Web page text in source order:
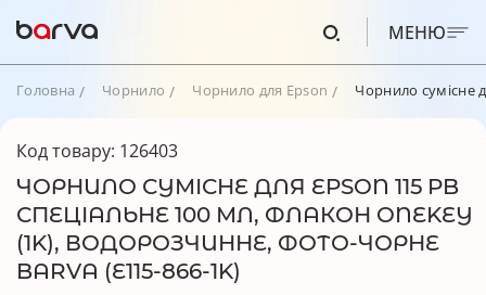
МЕНЮ
Головна Чорнило Чорнило для Epson Чорнило сумісне
Код товару: 126403
ЧОРНИЛО СУМІСНЕ ДЛЯ EPSON 115 PB
СПЕЦІАЛЬНЕ 100 МЛ, ФЛАКОН ONEKEY
(1K), ВОДОРОЗЧИННЕ, ФОТО-ЧОРНЕ
BARVA (E115-866-1K)